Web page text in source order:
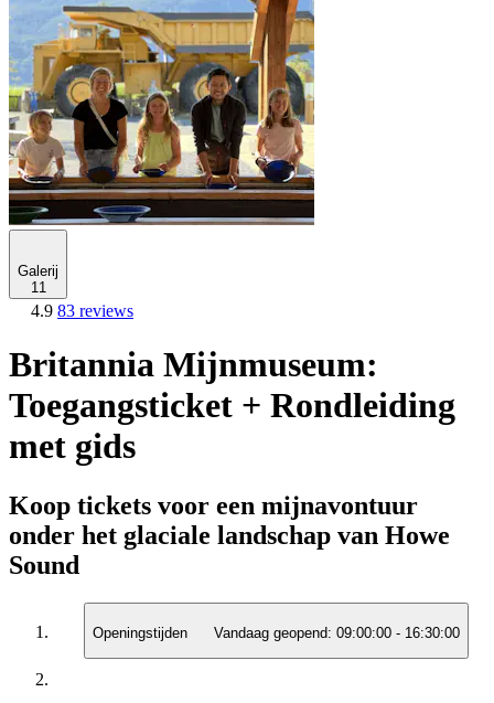
Galerij
11
4.9 83 reviews
Britannia Mijnmuseum:
Toegangsticket + Rondleiding
met gids
Koop tickets voor een mijnavontuur
onder het glaciale landschap van Howe
Sound
Openingstijden Vandaag geopend: 09:00:00 - 16:30:00